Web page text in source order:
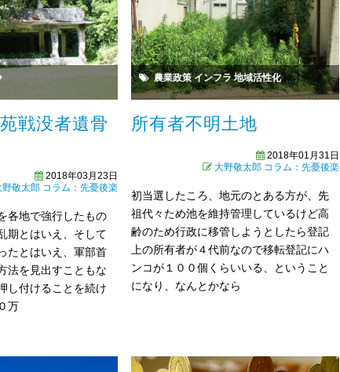
戦没者遺骨
2018年03月23日
野敬太郎 コラム：先憂後楽
各地で強行したもの
期とはいえ、そして
たとはいえ、軍部首
法を見出すこともな
し付けることを続け
万
農業政策 インフラ 地域活性化
所有者不明土地
2018年01月31日
大野敬太郎 コラム：先憂後楽
初当選したころ、地元のとある方が、先
祖代々ため池を維持管理しているけど高
齢のため行政に移管しようとしたら登記
上の所有者が４代前なので移転登記にハ
ンコが１００個くらいいる、ということ
になり、なんとかなら